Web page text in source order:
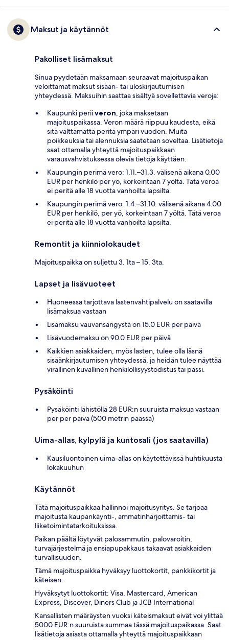
Maksut ja käytännöt
Pakolliset lisämaksut
Sinua pyydetään maksamaan seuraavat majoituspaikan
veloittamat maksut sisään- tai uloskirjautumisen
yhteydessä. Maksuihin saattaa sisältyä sovellettavia veroja:
Kaupunki periiveron, joka maksetaan
majoituspaikassa. Veron määrä riippuu kaudesta, eikä
sitä välttämättä peritä ympäri vuoden. Muita
poikkeuksia tai alennuksia saatetaan soveltaa. Lisätietoja
saat ottamalla yhteyttä majoituspaikkaan
varausvahvistuksessa olevia tietoja käyttäen.
Kaupungin perimä vero: 1.11.–31.3. välisenä aikana 0.00
EUR per henkilö per yö, korkeintaan 7 yöltä. Tätä veroa
ei peritä alle 18 vuotta vanhoilta lapsilta.
Kaupungin perimä vero: 1.4.–31.10. välisenä aikana 4.00
EUR per henkilö, per yö, korkeintaan 7 yöltä. Tätä veroa
ei peritä alle 18 vuotta vanhoilta lapsilta.
Remontit ja kiinniolokaudet
Majoituspaikka on suljettu 3. 1ta – 15. 3ta.
Lapset ja lisävuoteet
Huoneessa tarjottava lastenvahtipalvelu on saatavilla
lisämaksua vastaan
Lisämaksu vauvansängystä on 15.0 EUR per päivä
Lisävuodemaksu on 90.0 EUR per päivä
Kaikkien asiakkaiden, myös lasten, tulee olla läsnä
sisäänkirjautumisen yhteydessä, ja heidän tulee näyttää
virallinen kuvallinen henkilöllisyystodistus tai passi.
Pysäköinti
Pysäköinti lähistöllä 28 EUR:n suuruista maksua vastaan
per per päivä (500 metrin päässä)
Uima-allas, kylpylä ja kuntosali (jos saatavilla)
Kausiluontoinen uima-allas on käytettävissä huhtikuusta
lokakuuhun
Käytännöt
Tätä majoituspaikkaa hallinnoi majoitusyritys. Se tarjoaa
majoitusta kaupankäynti-, ammatinharjoittamis- tai
liiketoimintatarkoituksissa.
Paikan päältä löytyvät palosammutin, palovaroitin,
turvajärjestelmä ja ensiapupakkaus takaavat asiakkaiden
turvallisuuden.
Tämä majoituspaikka hyväksyy luottokortit, pankkikortit ja
käteisen.
Hyväksytyt luottokortit: Visa, Mastercard, American
Express, Discover, Diners Club ja JCB International
Kansallisten määräysten vuoksi käteismaksut eivät voi ylittää
5000 EUR:n suuruista summaa tässä majoituspaikassa. Saat
lisätietoja asiasta ottamalla yhteyttä majoituspaikkaan